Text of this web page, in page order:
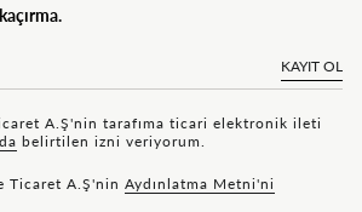
KAYIT OL
A.Ş'nin tarafıma ticari elektronik ileti
belirtilen izni veriyorum.
Ticaret A.Ş'nin Aydınlatma Metni'ni